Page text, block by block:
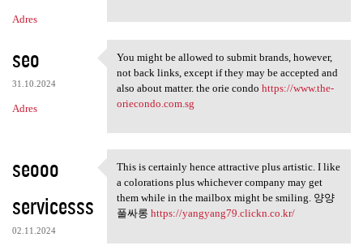
Adres
seo
31.10.2024
Adres
You might be allowed to
You might be allowed to submit brands, however,
not back links, except if they may be accepted and
also about matter. the orie condo https://www.the-
oriecondo.com.sg
seooo
servicesss
02.11.2024
This is certainly hence
This is certainly hence attractive plus artistic. I like
a colorations plus whichever company may get
them while in the mailbox might be smiling. 양양
풀싸롱 https://yangyang79.clickn.co.kr/